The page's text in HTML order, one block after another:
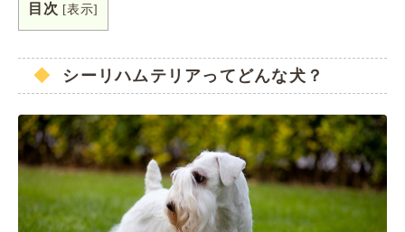
目次 [表示]
シーリハムテリアってどんな犬？